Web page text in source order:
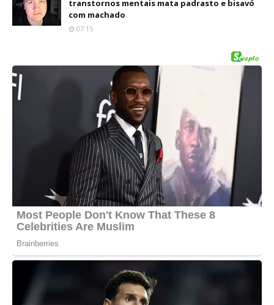
transtornos mentais mata padrasto e bisavó
com machado
07:15